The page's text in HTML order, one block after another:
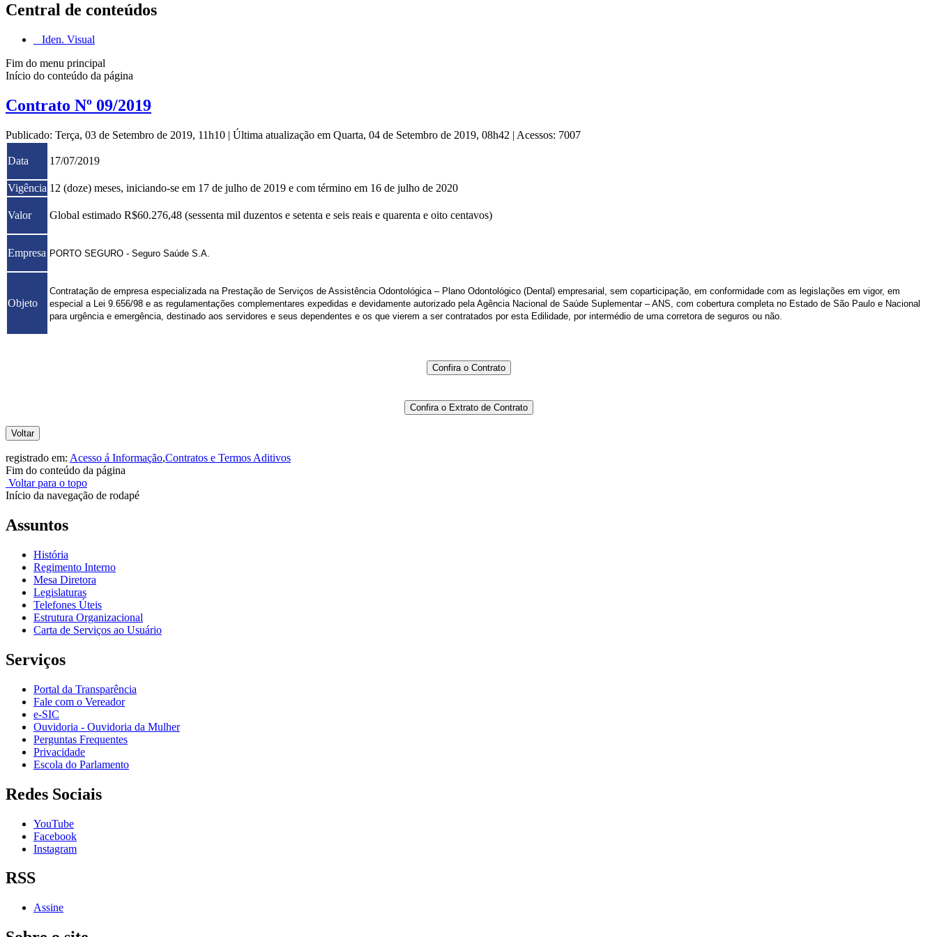
Central de conteúdos
Iden. Visual
Fim do menu principal
Início do conteúdo da página
Contrato Nº 09/2019
Publicado: Terça, 03 de Setembro de 2019, 11h10 | Última atualização em Quarta, 04 de Setembro de 2019, 08h42 | Acessos: 7007
Data 17/07/2019
Vigência 12 (doze) meses, iniciando-se em 17 de julho de 2019 e com término em 16 de julho de 2020
Valor Global estimado R$60.276,48 (sessenta mil duzentos e setenta e seis reais e quarenta e oito centavos)
Empresa PORTO SEGURO - Seguro Saúde S.A.
Objeto
Contratação de empresa especializada na Prestação de Serviços de Assistência Odontológica – Plano Odontológico (Dental) empresarial, sem coparticipação, em conformidade com as legislações em vigor, em
especial a Lei 9.656/98 e as regulamentações complementares expedidas e devidamente autorizado pela Agência Nacional de Saúde Suplementar – ANS, com cobertura completa no Estado de São Paulo e Nacional
para urgência e emergência, destinado aos servidores e seus dependentes e os que vierem a ser contratados por esta Edilidade, por intermédio de uma corretora de seguros ou não.
Confira o Contrato
Confira o Extrato de Contrato
Voltar
registrado em: Acesso á Informação,Contratos e Termos Aditivos
Fim do conteúdo da página
Voltar para o topo
Início da navegação de rodapé
Assuntos
História
Regimento Interno
Mesa Diretora
Legislaturas
Telefones Úteis
Estrutura Organizacional
Carta de Serviços ao Usuário
Serviços
Portal da Transparência
Fale com o Vereador
e-SIC
Ouvidoria - Ouvidoria da Mulher
Perguntas Frequentes
Privacidade
Escola do Parlamento
Redes Sociais
YouTube
Facebook
Instagram
RSS
Assine